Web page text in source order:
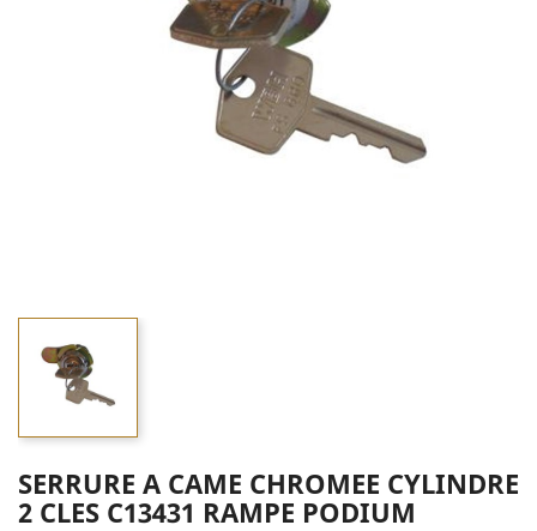
SERRURE A CAME CHROMEE CYLINDRE
2 CLES C13431 RAMPE PODIUM